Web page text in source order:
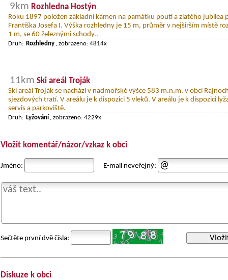
9km Rozhledna Hostýn
Roku 1897 položen základní kámen na památku pouti a zlatého jubilea
Františka Josefa I. Výška rozhledny je 15 m, průměr v nejširším místě
1 m, se 60 železnými schody..
Druh: Rozhledny , zobrazeno: 4814x
11km Ski areál Troják
Ski areál Troják se nachází v nadmořské výšce 583 m.n.m. v obci
sjezdových tratí. V areálu je k dispozici 5 vleků. V areálu je k dispozici
servis a parkoviště.
Druh: Lyžování , zobrazeno: 4229x
Vložit komentář/názor/vzkaz k obci
Jméno: E-mail neveřejný:
Sečtěte první dvě čísla:
Diskuze k obci